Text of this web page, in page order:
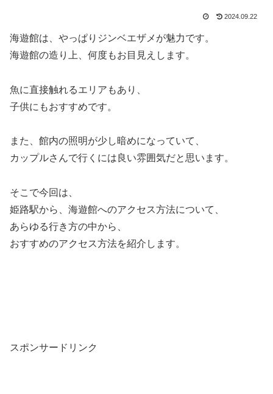
2024.09.22
海遊館は、やっぱりジンベエザメが魅力です。
海遊館の造り上、何度もお目見えします。
魚に直接触れるエリアもあり、
子供にもおすすめです。
また、館内の照明が少し暗めになっていて、
カップルさんで行くには良い雰囲気だと思います。
そこで今回は、
姫路駅から、海遊館へのアクセス方法について、
あらゆる行き方の中から、
おすすめのアクセス方法を紹介します。
スポンサードリンク